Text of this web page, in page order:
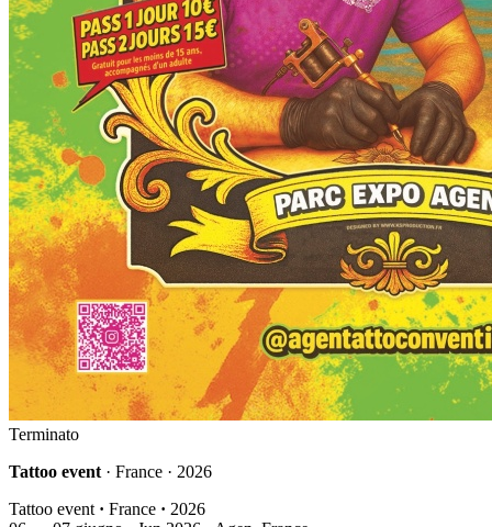
Terminato
Tattoo event · France · 2026
Tattoo event · France · 2026